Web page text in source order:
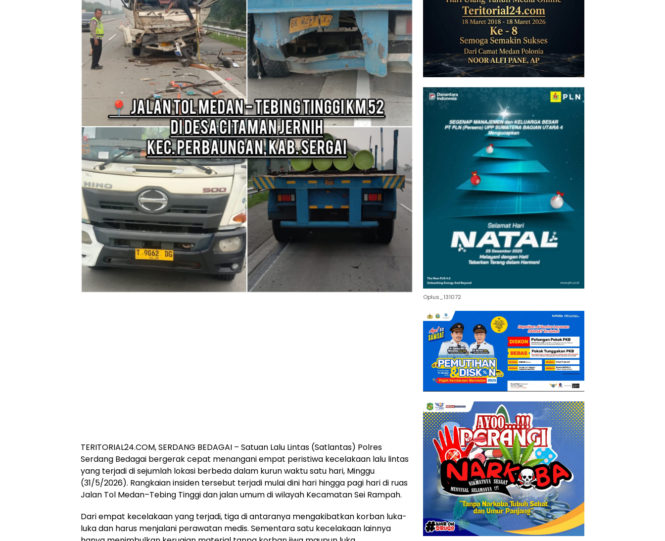
TERITORIAL24.COM, SERDANG BEDAGAI – Satuan Lalu Lintas (Satlantas) Polres
Serdang Bedagai bergerak cepat menangani empat peristiwa kecelakaan lalu lintas
yang terjadi di sejumlah lokasi berbeda dalam kurun waktu satu hari, Minggu
(31/5/2026). Rangkaian insiden tersebut terjadi mulai dini hari hingga pagi hari di ruas
Jalan Tol Medan–Tebing Tinggi dan jalan umum di wilayah Kecamatan Sei Rampah.
Dari empat kecelakaan yang terjadi, tiga di antaranya mengakibatkan korban luka-
luka dan harus menjalani perawatan medis. Sementara satu kecelakaan lainnya
Oplus_131072